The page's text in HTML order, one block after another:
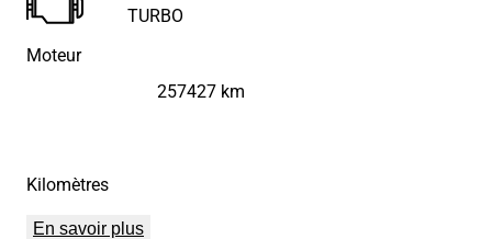
Moteur
TURBO
Kilomètres
257427 km
En savoir plus